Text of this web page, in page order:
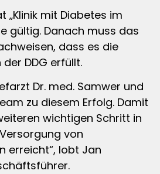
„Klinik mit Diabetes im
gültig. Danach muss das
dass es die
DDG erfüllt.
Dr. med. Samwer und
zu diesem Erfolg. Damit
wichtigen Schritt in
von
erreicht“, lobt Jan